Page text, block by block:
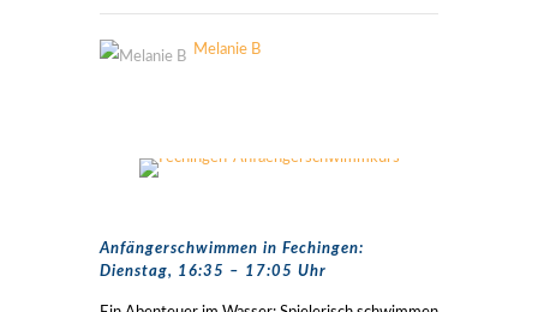
Melanie B
Anfängerschwimmen in Fechingen:
Dienstag, 16:35 – 17:05 Uhr